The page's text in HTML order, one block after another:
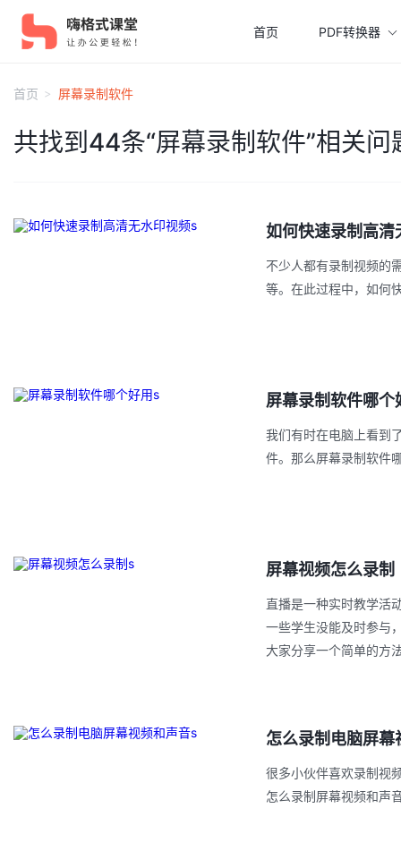
首页 PDF转换器
首页 屏幕录制软件
共找到44条“屏幕录制软件”相关问
如何快速录制高清
不少人都有录制视频的
等。在此过程中，如何
屏幕录制软件哪个
我们有时在电脑上看到
件。那么屏幕录制软件
屏幕视频怎么录制
直播是一种实时教学活
一些学生没能及时参与
大家分享一个简单的方
怎么录制电脑屏幕
很多小伙伴喜欢录制视
怎么录制屏幕视频和声